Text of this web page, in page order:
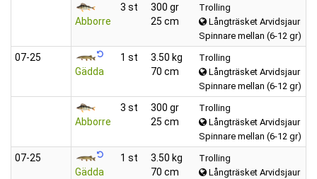
Abborre
3 st
300 gr
25 cm
Trolling
Långträsket Arvidsjaur
Spinnare mellan (6-12 gr)
07‑25
Gädda
1 st
3.50 kg
70 cm
Trolling
Långträsket Arvidsjaur
Spinnare mellan (6-12 gr)
Abborre
3 st
300 gr
25 cm
Trolling
Långträsket Arvidsjaur
Spinnare mellan (6-12 gr)
07‑25
Gädda
1 st
3.50 kg
70 cm
Trolling
Långträsket Arvidsjaur